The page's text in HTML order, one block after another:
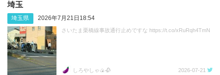
埼玉
埼玉県 2026年7月21日18:54
さいたま栗橋線事故通行止めですな https://t.co/xRuRqh4TmN
しろやしゃ🍙🥀 2026-07-21